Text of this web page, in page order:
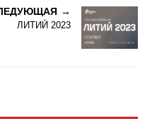
ЛИТИЙ 2023